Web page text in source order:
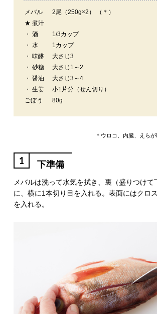
メバル
2尾（250g×2） （＊）
★ 煮汁
・ 酒
1/3カップ
・ 水
1カップ
・ 味醂
大さじ3
・ 砂糖
大さじ1～2
・ 醤油
大さじ3～4
・ 生姜
小1片分（せん切り）
ごぼう
80g
＊ウロコ、内臓、えら
1 下準備
メバルは洗って水気を拭き、裏（盛りつけて
に、横に1本切り目を入れる。表面にはクロ
を入れる。